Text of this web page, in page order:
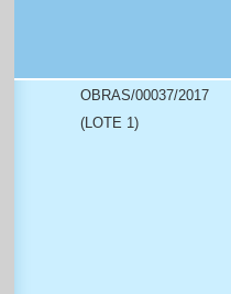
OBRAS/00037/2017
(LOTE 1)